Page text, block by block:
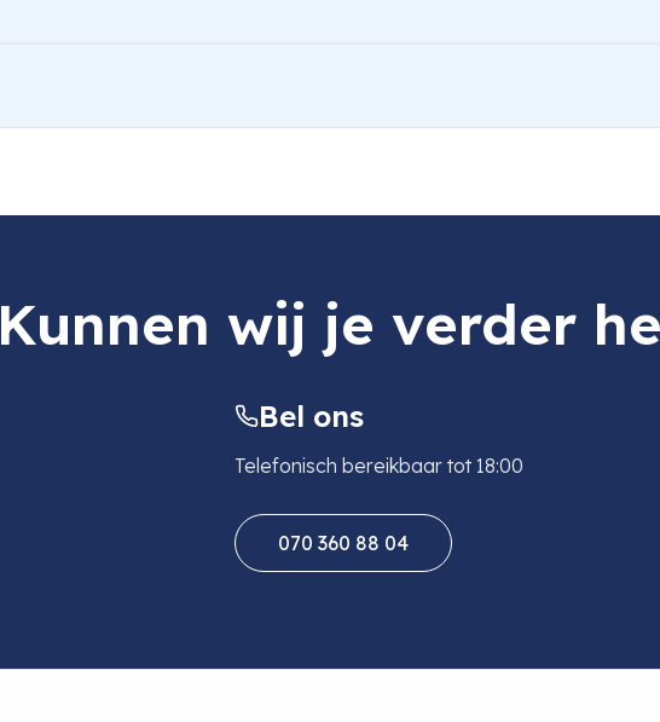
Kunnen wij je verder
Bel ons
Telefonisch bereikbaar tot 18:00
070 360 88 04